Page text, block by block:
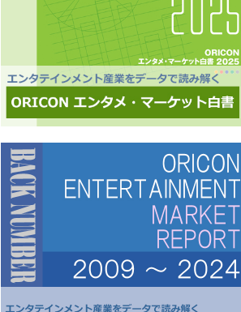
し、メディア展開・ビジネス記事のエビデンスデータとして・定性
データをoricon BiZ onlineに蓄積■様々なクライアント様にご利用
いただいております■活用事例 ●アーティストの現